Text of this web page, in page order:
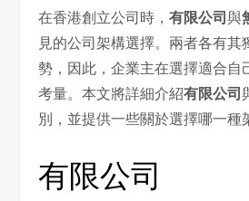
在香港創立公司時，有限公司與
見的公司架構選擇。兩者各有其
勢，因此，企業主在選擇適合自
考量。本文將詳細介紹有限公司
別，並提供一些關於選擇哪一種
有限公司